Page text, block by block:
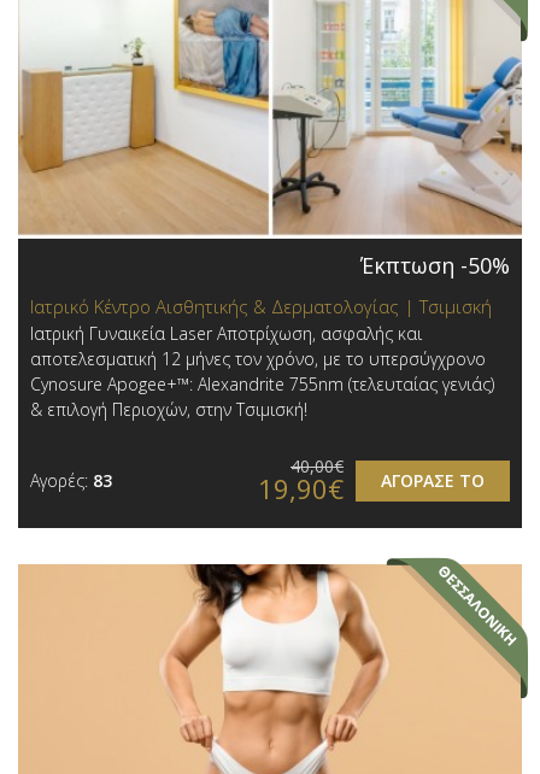
Έκπτωση -50%
Ιατρικό Κέντρο Αισθητικής & Δερματολογίας | Τσιμισκή
Ιατρική Γυναικεία Laser Αποτρίχωση, ασφαλής και
αποτελεσματική 12 μήνες τον χρόνο, με το υπερσύγχρονο
Cynosure Apogee+™: Alexandrite 755nm (τελευταίας γενιάς)
& επιλογή Περιοχών,​ στην Τσιμισκή!
Αγορές: 83 ΑΓΟΡΑΣΕ ΤΟ
40,00€
19,90€